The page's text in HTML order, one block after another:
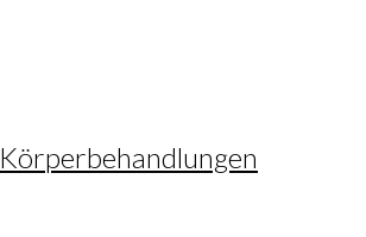
Körperbehandlungen